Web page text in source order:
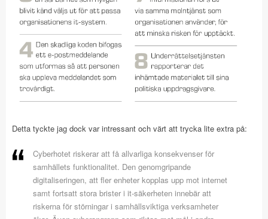
Detta tyckte jag dock var intressant och värt att trycka lite extra på:
Cyberhotet riskerar att få allvarliga konsekvenser för
samhällets funktionalitet. Den genomgripande
digitaliseringen, att fler enheter kopplas upp mot internet
samt fortsatt stora brister i it-säkerheten innebär att
riskerna för störningar i samhällsviktiga verksamheter